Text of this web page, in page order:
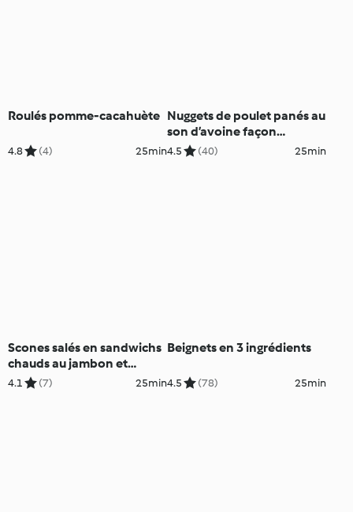
Roulés pomme-cacahuète
4.8 (4) 25min
Nuggets de poulet panés au
son d’avoine façon
milanaise
4.5 (40) 25min
Scones salés en sandwichs
chauds au jambon et
fromage
4.1 (7) 25min
Beignets en 3 ingrédients
4.5 (78) 25min